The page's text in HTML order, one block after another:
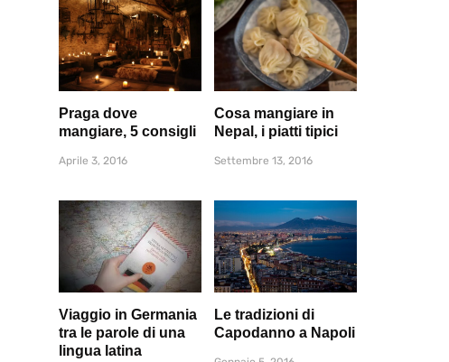
Praga dove
mangiare, 5 consigli
Aprile 3, 2016
Cosa mangiare in
Nepal, i piatti tipici
Settembre 13, 2016
Viaggio in Germania
tra le parole di una
lingua latina
Le tradizioni di
Capodanno a Napoli